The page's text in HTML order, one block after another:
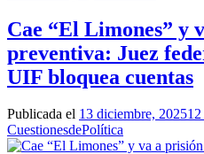
Cae “El Limones” y
preventiva: Juez
UIF bloquea cuentas
Publicada el 13 diciembre, 2025
CuestionesdePolítica